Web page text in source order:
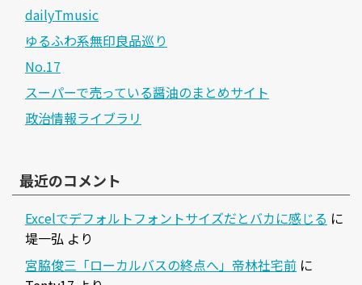
dailyTmusic
ゆるふわ系無印良品巡り
No.17
スーパーで売っている醤油のまとめサイト
政治情報ライブラリ
最近のコメント
Excelでデフォルトフォントサイズだとバカに感じる に
堤一弘 より
宮脇俊三「ローカルバスの終点へ」帝林社宅前 に